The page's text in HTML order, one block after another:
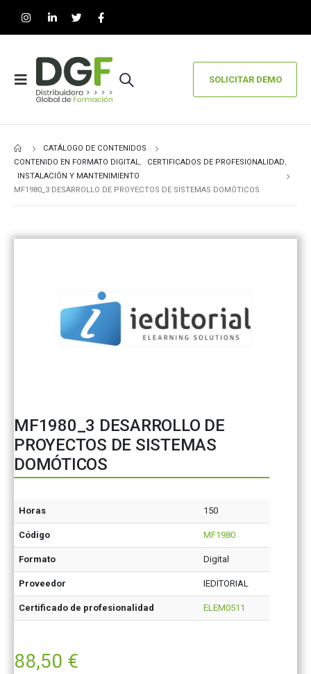
SOLICITAR DEMO
CATÁLOGO DE CONTENIDOS
CONTENIDO EN FORMATO DIGITAL, CERTIFICADOS DE PROFESIONALIDAD,
INSTALACIÓN Y MANTENIMIENTO
MF1980_3 DESARROLLO DE PROYECTOS DE SISTEMAS DOMÓTICOS
MF1980_3 DESARROLLO DE
PROYECTOS DE SISTEMAS
DOMÓTICOS
Horas 150
Código MF1980
Formato Digital
Proveedor IEDITORIAL
Certificado de profesionalidad ELEM0511
88,50 €